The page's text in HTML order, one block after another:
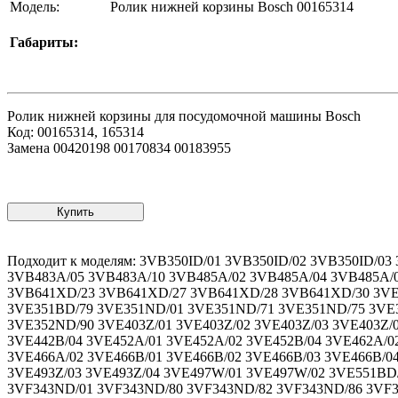
Модель:
Ролик нижней корзины Bosch 00165314
Габариты:
Ролик нижней корзины для посудомочной машины Bosch
Код: 00165314, 165314
Замена 00420198 00170834 00183955
Подходит к моделям: 3VB350ID/01 3VB350ID/02 3VB350ID/03 3VB350ID/04 3VB350ID/05 3VB351XD/01 3VB480A/02 3VB480A/04 3VB480A/05 3VB480A/10 3VB483A/02 3VB483A/04 3VB483A/05 3VB483A/10 3VB485A/02 3VB485A/04 3VB485A/05 3VB485A/10 3VB613BA/08 3VB613BA/14 3VB613BA/16 3VB613BA/20 3VB613BB/14 3VB613BB/20 3VB641XD/21 3VB641XD/23 3VB641XD/27 3VB641XD/28 3VB641XD/30 3VE242BA/01 3VE242BA/02 3VE242BB/58 3VE242BB/75 3VE242BB/79 3VE242BB/90 3VE351BD/01 3VE351BD/71 3VE351BD/75 3VE351BD/79 3VE351ND/01 3VE351ND/71 3VE351ND/75 3VE351ND/79 3VE352BD/80 3VE352BD/82 3VE352BD/86 3VE352BD/90 3VE352ND/01 3VE352ND/80 3VE352ND/82 3VE352ND/86 3VE352ND/90 3VE403Z/01 3VE403Z/02 3VE403Z/03 3VE403Z/04 3VE407W/01 3VE407W/02 3VE407W/03 3VE409Y/01 3VE409Y/02 3VE442A/01 3VE442B/01 3VE442B/02 3VE442B/03 3VE442B/04 3VE452A/01 3VE452A/02 3VE452B/04 3VE462A/02 3VE463A/02 3VE465A/01 3VE465A/02 3VE465B/01 3VE465B/02 3VE465B/03 3VE465B/04 3VE465BA/01 3VE466A/01 3VE466A/02 3VE466B/01 3VE466B/02 3VE466B/03 3VE466B/04 3VE490Y/01 3VE490Y/03 3VE490Y/04 3VE491X/01 3VE491X/02 3VE491X/03 3VE492V/01 3VE492V/02 3VE493Z/01 3VE493Z/03 3VE493Z/04 3VE497W/01 3VE497W/02 3VE551BD/01 3VE742BA/01 3VE742BA/13 3VF341ID/90 3VF341ID/93 3VF341ND/55 3VF341ND/70 3VF341ND/75 3VF341ND/76 3VF343ND/01 3VF343ND/80 3VF343ND/82 3VF343ND/86 3VF343ND/90 3VF542XD/01 3VF542XD/70 3VF542XD/71 3VF542XD/74 3VF542XD/75 3VF543XD/01 3VF543XD/82 3VF543XD/90 3VF910NA/01 3VF911NA/01 3VF911NB/01 3VF911NB/18 3VF911NB/55 3VF911NB/65 3VF911NB/70 3VF911NB/75 3VF911NB/76 3VF911NB/86 3VF915XA/01 3VH340ND/74 3VH343ND/74 3VH343ND/82 3VH343ND/93 3VI211BA/01 3VI211BA/02 3VI211BB/01 3VI211BB/58 3VI241XD/01 3VI241XD/58 3VI241XD/70 3VI241XD/75 3VI241XD/79 3VI351BD/70 3VI351BD/71 3VI351ND/01 3VI351ND/70 3VI351ND/71 3VI352BD/01 3VI352BD/70 3VI352BD/71 3VI411A/01 3VI411A/02 3VI411B/01 3VI411B/04 3VI420B/13 3VI420B/17 3VI422A/01 3VI422A/02 3VI422B/01 3VI422B/02 3VI422B/03 3VI422B/04 3VI422BA/01 3VI423A/01 3VI423B/02 3VI423B/03 3VI423B/04 3VI423NA/01 3VI423NB/01 3VI430A/13 3VI430A/17 3VI434A/01 3VI434A/03 3VI434A/04 3VI434XB/01 3VI434XC/01 3VI435A/01 3VI551XD/01 3VN353BD/14 3VN443A/05 3VN641BD/23 3VS241BA/01 3VS241BB/01 3VS341BD/01 3VS351BD/01 3VS351BD/71 3VS351BD/75 3VS351BD/79 3VS351BD/90 3VS351ID/03 3VS351ID/65 3VS351ID/66 3VS351ID/71 3VS351ID/79 3VS741BA/13 3VS741BB/01 3VS741BB/13 3VS741BB/14 3VS741BB/15 3VS741BB/17 3VS741BB/99 3VS741BC/01 3VS741BC/15 3VS741BC/17 3VS741BC/99 3VS747PA/01 3VS747PA/13 3VS747PA/14 3VS747PA/15 3VS747PA/17 3VS747PA/99 3VS747PB/01 3VS747PB/15 3VS747PB/17 3VS747PB/99 3VS840BD/01 3VS840BD/86 3VS840BD/90 3VS840ID/01 3VS840ID/86 3VS840ID/90 3VS851BD/01 3VS851BD/71 3VS851ID/01 3VS851ID/65 3VS851ID/66 3VS851ID/71 3VS851ID/74 3VS851ID/75 3VS852BD/01 3VS852BD/71 3VS852BD/74 3VS852BD/75 3VS931BAD/01 3VS931BAD/18 3VS931BAD/20 3VS931BAD/82 3VS931IAD/01 3VS931IAD/18 3VS931IAD/20 3VS931IAD/82 3VS951BD/17 3VS951BD/36 3VS952ID/01 3VS952ID/80 3VS953ID/10 3VS953ID/11 3VS953ID/13 3VS953ID/14 3VS953ID/17 3VS953ID/18 3VT340ND/14 3VT340ND/30 3VT340ND/31 3VT340ND/32 3VT340ND/35 3VT340ND/37 3VT341ND/01 3VT341ND/36 3VT341ND/38 3VT341ND/40 3VT341ND/41 3VT341ND/42 3VT342ND/01 3VT342ND/36